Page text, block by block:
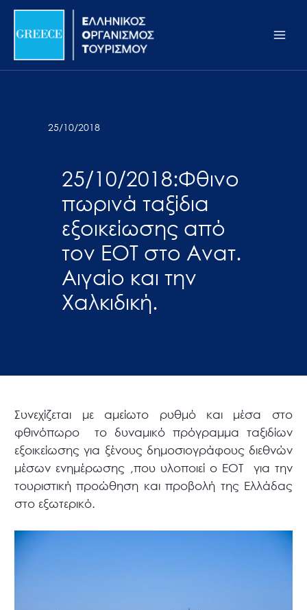
Σημείωση:
ιστότοπος
προσβασιμότητας.
Μετάβαση
περιεχόμενο
25/10/2018
25/10/2018:Φθινο
πωρινά ταξίδια
εξοικείωσης από
τον ΕΟΤ στο Ανατ.
Αιγαίο και την
Χαλκιδική.
Συνεχίζεται με αμείωτο ρυθμό και μέσα στο
φθινόπωρο το δυναμικό πρόγραμμα ταξιδίων
εξοικείωσης για ξένους δημοσιογράφους διεθνών
μέσων ενημέρωσης ,που υλοποιεί ο ΕΟΤ για την
τουριστική προώθηση και προβολή της Ελλάδας
στο εξωτερικό.